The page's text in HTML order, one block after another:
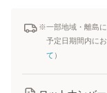
※一部地域・離島
予定日期間内に
て ）